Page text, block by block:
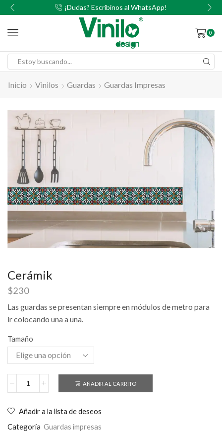
¡Dudas? Escribinos al WhatsApp!
0
Inicio Vinilos Guardas Guardas Impresas
Cerámik
$230
Las guardas se presentan siempre en módulos de metro para
ir colocando una a una.
Tamaño
AÑADIR AL CARRITO
Añadir a la lista de deseos
Categoría Guardas impresas